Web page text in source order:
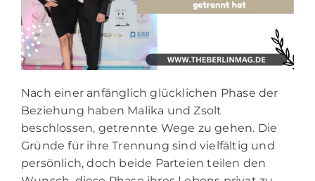
Nach einer anfänglich glücklichen Phase der
Beziehung haben Malika und Zsolt
beschlossen, getrennte Wege zu gehen. Die
Gründe für ihre Trennung sind vielfältig und
persönlich, doch beide Parteien teilen den